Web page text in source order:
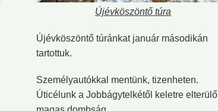
Újévköszöntő túra
Újévköszöntő túránkat január másodikán
tartottuk.
Személyautókkal mentünk, tizenheten.
Úticélunk a Jobbágytelkétől keletre elterülő